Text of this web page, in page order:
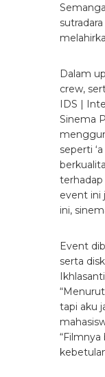
Dalam
crew,
IDS |
Sinema
seperti
terhadap
event ini
ini,
Event
serta
tapi aku